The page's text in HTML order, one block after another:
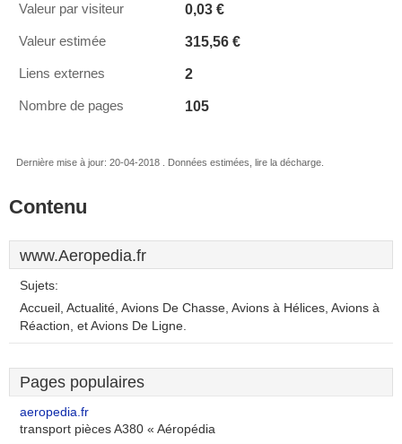
Valeur par visiteur 0,03 €
Valeur estimée 315,56 €
Liens externes 2
Nombre de pages 105
Dernière mise à jour: 20-04-2018 . Données estimées, lire la décharge.
Contenu
www.Aeropedia.fr
Sujets:
Accueil, Actualité, Avions De Chasse, Avions à Hélices, Avions à
Réaction, et Avions De Ligne.
Pages populaires
aeropedia.fr
transport pièces A380 « Aéropédia